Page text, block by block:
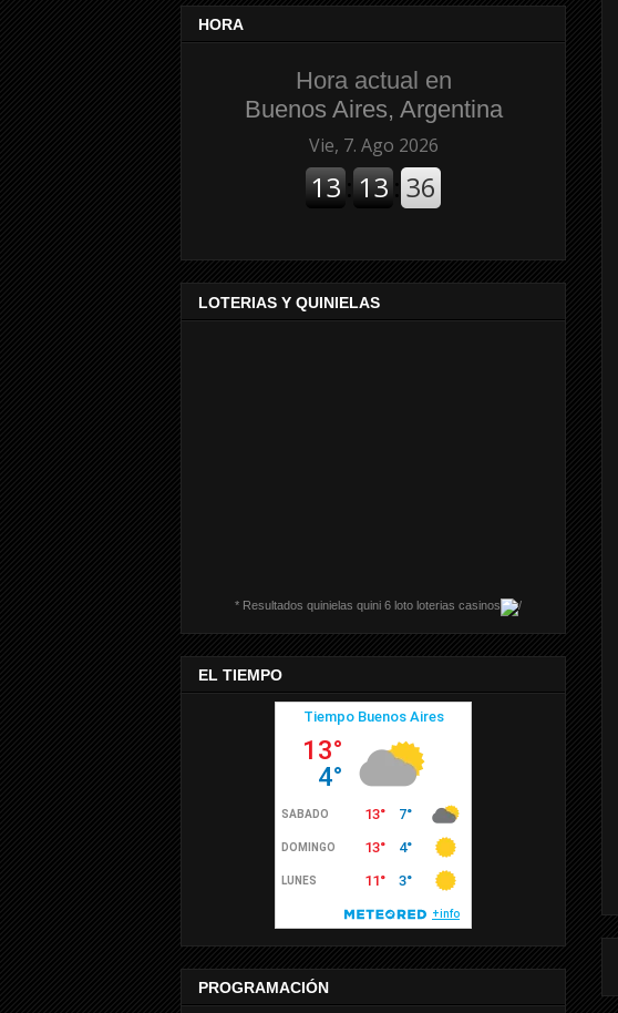
HORA
Hora actual en
Buenos Aires, Argentina
LOTERIAS Y QUINIELAS
* Resultados quinielas quini 6 loto loterias casinos
EL TIEMPO
PROGRAMACIÓN